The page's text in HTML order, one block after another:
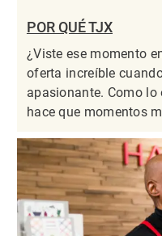
POR QUÉ TJX
¿Viste ese momento
oferta increíble
apasionante. Como lo
hace que momentos